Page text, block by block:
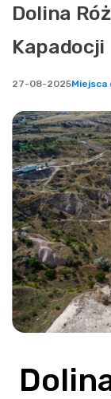
Dolina
Kapadocji
27-08-2025Miejsca